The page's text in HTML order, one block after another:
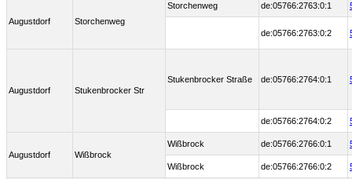
Augustdorf Storchenweg
Storchenweg de:05766:2763:0:1
de:05766:2763:0:2
Augustdorf Stukenbrocker Str
Stukenbrocker Straße de:05766:2764:0:1
de:05766:2764:0:2
Augustdorf Wißbrock
Wißbrock de:05766:2766:0:1
Wißbrock de:05766:2766:0:2